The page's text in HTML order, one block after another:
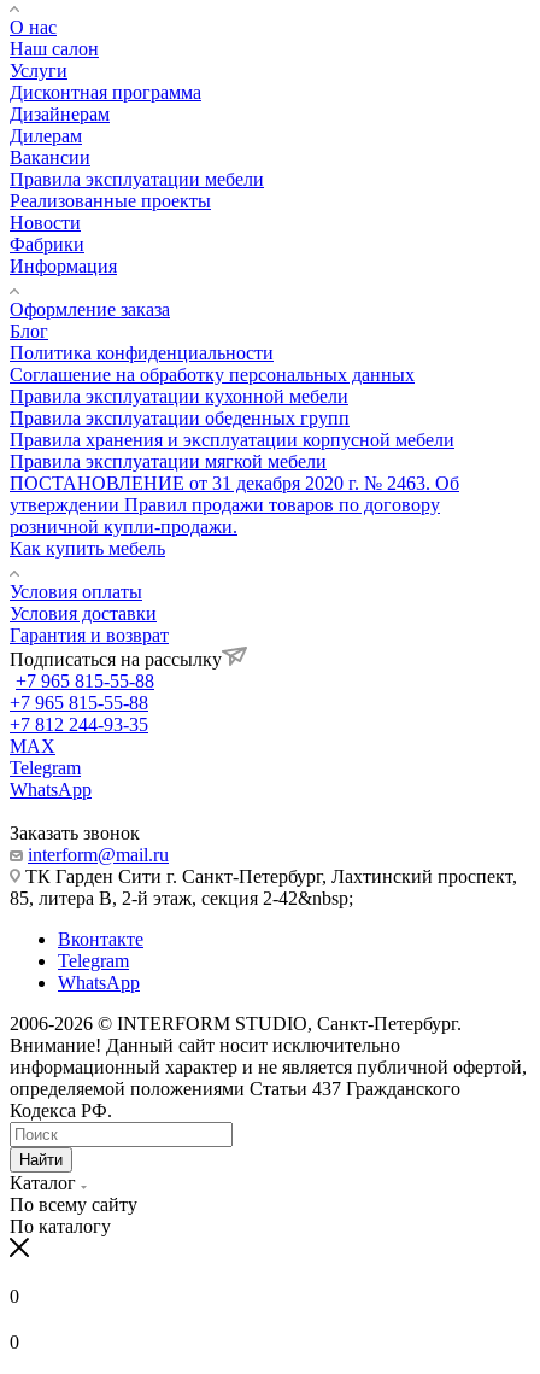
О нас
Наш салон
Услуги
Дисконтная программа
Дизайнерам
Дилерам
Вакансии
Правила эксплуатации мебели
Реализованные проекты
Новости
Фабрики
Информация
Оформление заказа
Блог
Политика конфиденциальности
Соглашение на обработку персональных данных
Правила эксплуатации кухонной мебели
Правила эксплуатации обеденных групп
Правила хранения и эксплуатации корпусной мебели
Правила эксплуатации мягкой мебели
ПОСТАНОВЛЕНИЕ от 31 декабря 2020 г. № 2463. Об
утверждении Правил продажи товаров по договору
розничной купли-продажи.
Как купить мебель
Условия оплаты
Условия доставки
Гарантия и возврат
Подписаться на рассылку
+7 965 815-55-88
+7 965 815-55-88
+7 812 244-93-35
MAX
Telegram
WhatsApp
Заказать звонок
interform@mail.ru
ТК Гарден Сити г. Санкт-Петербург, Лахтинский проспект,
85, литера В, 2-й этаж, секция 2-42&nbsp;
Вконтакте
Telegram
WhatsApp
2006-2026 © INTERFORM STUDIO, Санкт-Петербург.
Внимание! Данный сайт носит исключительно
информационный характер и не является публичной офертой,
определяемой положениями Статьи 437 Гражданского
Кодекса РФ.
Найти
Каталог
По всему сайту
По каталогу
0
0